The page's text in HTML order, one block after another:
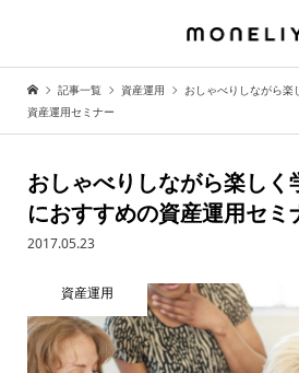
記事一覧 資産運用
おしゃべりしながら楽
資産運用セミナー
おしゃべりしながら楽しく
におすすめの資産運用セミ
2017.05.23
資産運用